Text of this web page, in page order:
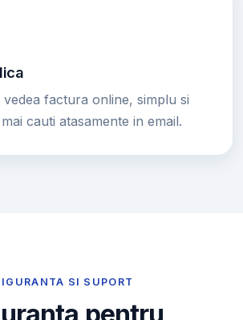
factura online, simplu si
cauti atasamente in email.
SI SUPORT